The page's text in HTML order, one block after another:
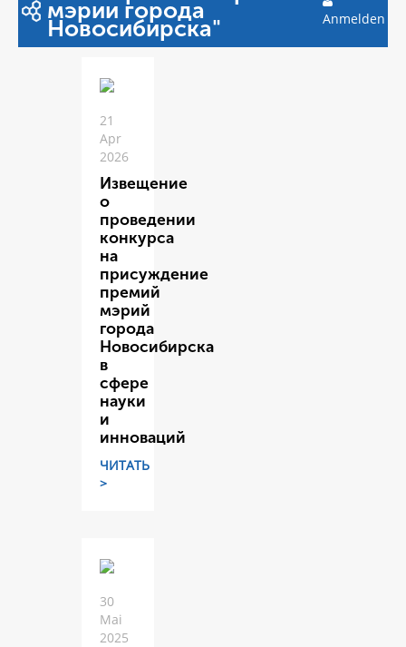
мэрии города
Новосибирска" Anmelden
21
Apr
2026
Извещение
о
проведении
конкурса
на
присуждение
премий
мэрий
города
Новосибирска
в
сфере
науки
и
инноваций
ЧИТАТЬ
>
30
Mai
2025